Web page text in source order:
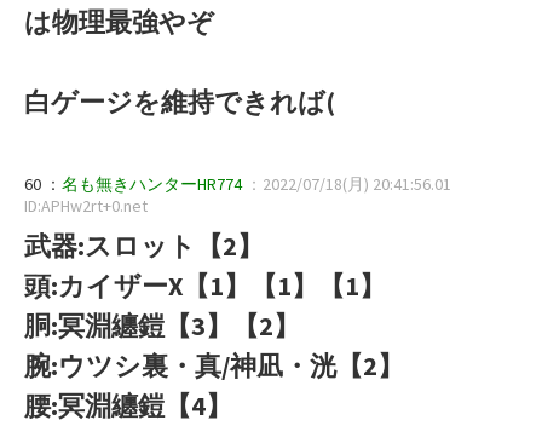
は物理最強やぞ
白ゲージを維持できれば(
60 ： 名も無きハンターHR774 ：2022/07/18(月) 20:41:56.01
ID:APHw2rt+0.net
武器:スロット【2】
頭:カイザーX【1】【1】【1】
胴:冥淵纏鎧【3】【2】
腕:ウツシ裏・真/神凪・洸【2】
腰:冥淵纏鎧【4】